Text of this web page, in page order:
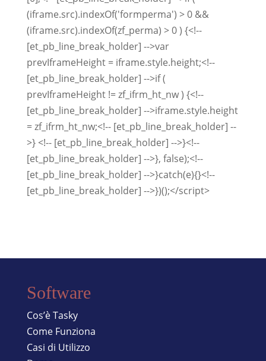
(iframe.src).indexOf('formperma') > 0 &&
(iframe.src).indexOf(zf_perma) > 0 ) {<!--
[et_pb_line_break_holder] -->var
prevIframeHeight = iframe.style.height;<!--
[et_pb_line_break_holder] -->if (
prevIframeHeight != zf_ifrm_ht_nw ) {<!--
[et_pb_line_break_holder] -->iframe.style.height
= zf_ifrm_ht_nw;<!-- [et_pb_line_break_holder] --
>} <!-- [et_pb_line_break_holder] -->}<!--
[et_pb_line_break_holder] -->}, false);<!--
[et_pb_line_break_holder] -->}catch(e){}<!--
[et_pb_line_break_holder] -->})();</script>
Software
Cos’è Tasky
Come Funziona
Casi di Utilizzo